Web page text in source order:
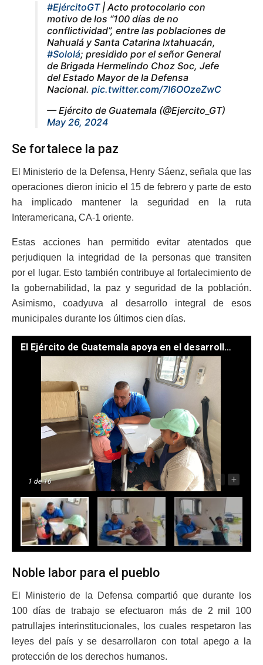
#EjércitoGT| Acto protocolario con
motivo de los “100 días de no
conflictividad”, entre las poblaciones de
Nahualá y Santa Catarina Ixtahuacán,
#Sololá; presidido por el señor General
de Brigada Hermelindo Choz Soc, Jefe
del Estado Mayor de la Defensa
Nacional. pic.twitter.com/7I6OOzeZwC
— Ejército de Guatemala (@Ejercito_GT)
May 26, 2024
Se fortalece la paz
El Ministerio de la Defensa, Henry Sáenz, señala que las
operaciones dieron inicio el 15 de febrero y parte de esto
ha implicado mantener la seguridad en la ruta
Interamericana, CA-1 oriente.
Estas acciones han permitido evitar atentados que
perjudiquen la integridad de la personas que transiten
por el lugar. Esto también contribuye al fortalecimiento de
la gobernabilidad, la paz y seguridad de la población.
Asimismo, coadyuva al desarrollo integral de esos
municipales durante los últimos cien días.
El Ejército de Guatemala apoya en el desarrollo y resolución de conflictos entre Nahualá y Santa Catarina Ixtahuacán. /Foto: Ministerio de la Defensa Nacional
1 de 16 - +
Noble labor para el pueblo
El Ministerio de la Defensa compartió que durante los
100 días de trabajo se efectuaron más de 2 mil 100
patrullajes interinstitucionales, los cuales respetaron las
leyes del país y se desarrollaron con total apego a la
protección de los derechos humanos.